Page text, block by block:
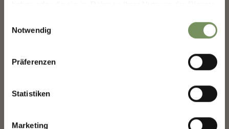
Notwendig
Präferenzen
Statistiken
Marketing
−
Saluto
Cognome